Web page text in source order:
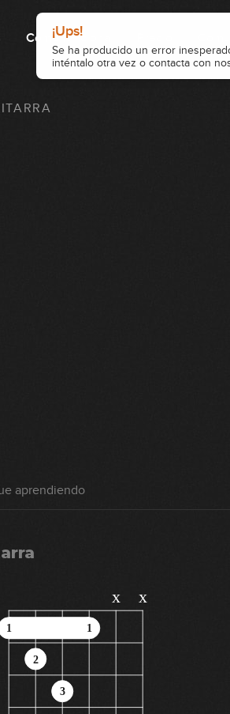
¡Ups!
Se ha producido un error
inténtalo otra vez o contacta con
Cómo funciona
aprendiendo
1 1
2
3
x x